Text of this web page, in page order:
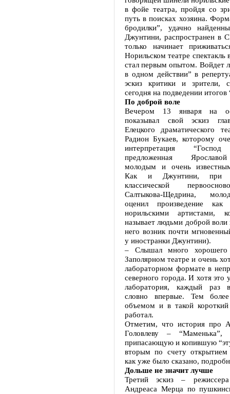
в фойе театра, пройдя со
путь в поисках хозяина.
бродилки”, удачно
Джунтини, распространен
только начинает
Норильском театре спектакль
стал первым опытом. Войдет
в одном действии” в
эскиз критики и зрители,
сегодня на подведении
По доброй воле
Вечером 13 января на
показывал свой эскиз
Елецкого драматического
Радион Букаев, которому
интерпретация “Господ
предложенная
молодым и очень
Как и Джунтини, при
классической
Салтыкова-Щедрина,
оценил произведение как
норильскими артистами,
называет людьми доброй
него возник почти
у иностранки Джунтини).
– Слышал много хорошего
Заполярном театре и очень
лабораторном формате в
северного города. И хотя это
лаборатория, каждый раз
словно впервые. Тем
объемом и в такой
работал.
Отметим, что история про
Головлеву –
припасающую и копившую
вторым по счету
как уже было сказано,
Дольше не значит лучше
Третий эскиз –
Андреаса Мерца по